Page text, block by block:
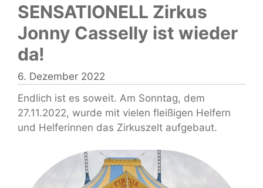
SENSATIONELL Zirkus
Jonny Casselly ist wieder
da!
6. Dezember 2022
Endlich ist es soweit. Am Sonntag, dem
27.11.2022, wurde mit vielen fleißigen Helfern
und Helferinnen das Zirkuszelt aufgebaut.